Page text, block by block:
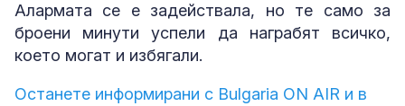
Алармата се е задействала, но те само за
броени минути успели да награбят всичко,
което могат и избягали.
Останете информирани с Bulgaria ON AIR и в